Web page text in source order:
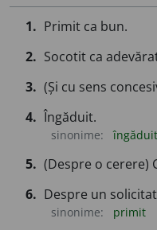
1. Primit ca bun.
2. Socotit ca
3. (Și cu sens
4. Îngăduit.
sinonime: îngăduit
5. (Despre o cerere)
6. Despre un
sinonime: primit